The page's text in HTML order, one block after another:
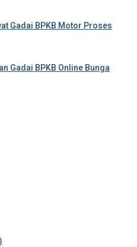
Gadai BPKB Motor Proses
Gadai BPKB Online Bunga